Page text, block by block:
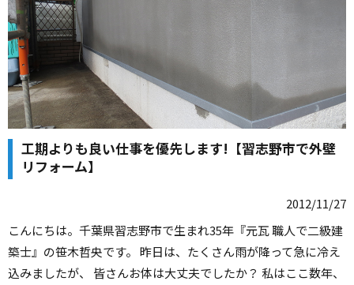
工期よりも良い仕事を優先します!【習志野市で外壁
リフォーム】
2012/11/27
こんにちは。千葉県習志野市で生まれ35年『元瓦 職人で二級建
築士』の笹木哲央です。 昨日は、たくさん雨が降って急に冷え
込みましたが、 皆さんお体は大丈夫でしたか？ 私はここ数年、